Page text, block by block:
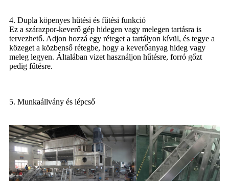
4. Dupla köpenyes hűtési és fűtési funkció
Ez a szárazpor-keverő gép hidegen vagy melegen tartásra is
tervezhető. Adjon hozzá egy réteget a tartályon kívül, és tegye a
közeget a közbenső rétegbe, hogy a keverőanyag hideg vagy
meleg legyen. Általában vizet használjon hűtésre, forró gőzt
pedig fűtésre.
5. Munkaállvány és lépcső